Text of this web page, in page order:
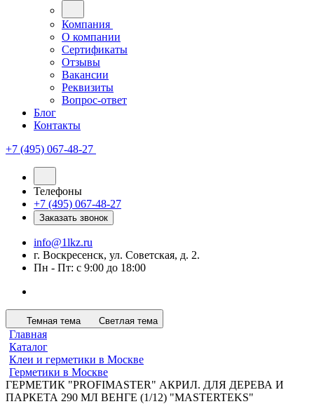
Компания
О компании
Сертификаты
Отзывы
Вакансии
Реквизиты
Вопрос-ответ
Блог
Контакты
+7 (495) 067-48-27
Телефоны
+7 (495) 067-48-27
Заказать звонок
info@1lkz.ru
г. Воскресенск, ул. Советская, д. 2.
Пн - Пт: с 9:00 до 18:00
Темная тема Светлая тема
Главная
Каталог
Клеи и герметики в Москве
Герметики в Москве
ГЕРМЕТИК "PROFIMASTER" АКРИЛ. ДЛЯ ДЕРЕВА И
ПАРКЕТА 290 МЛ ВЕНГЕ (1/12) "MASTERTEKS"